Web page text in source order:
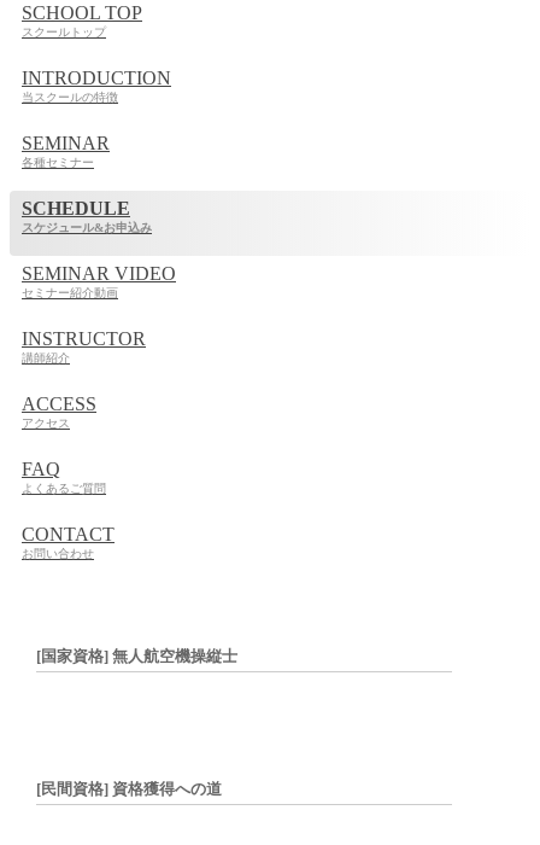
SCHOOL TOP
スクールトップ
INTRODUCTION
当スクールの特徴
SEMINAR
各種セミナー
SCHEDULE
スケジュール&お申込み
SEMINAR VIDEO
セミナー紹介動画
INSTRUCTOR
講師紹介
ACCESS
アクセス
FAQ
よくあるご質問
CONTACT
お問い合わせ
[国家資格] 無人航空機操縦士
[民間資格] 資格獲得への道